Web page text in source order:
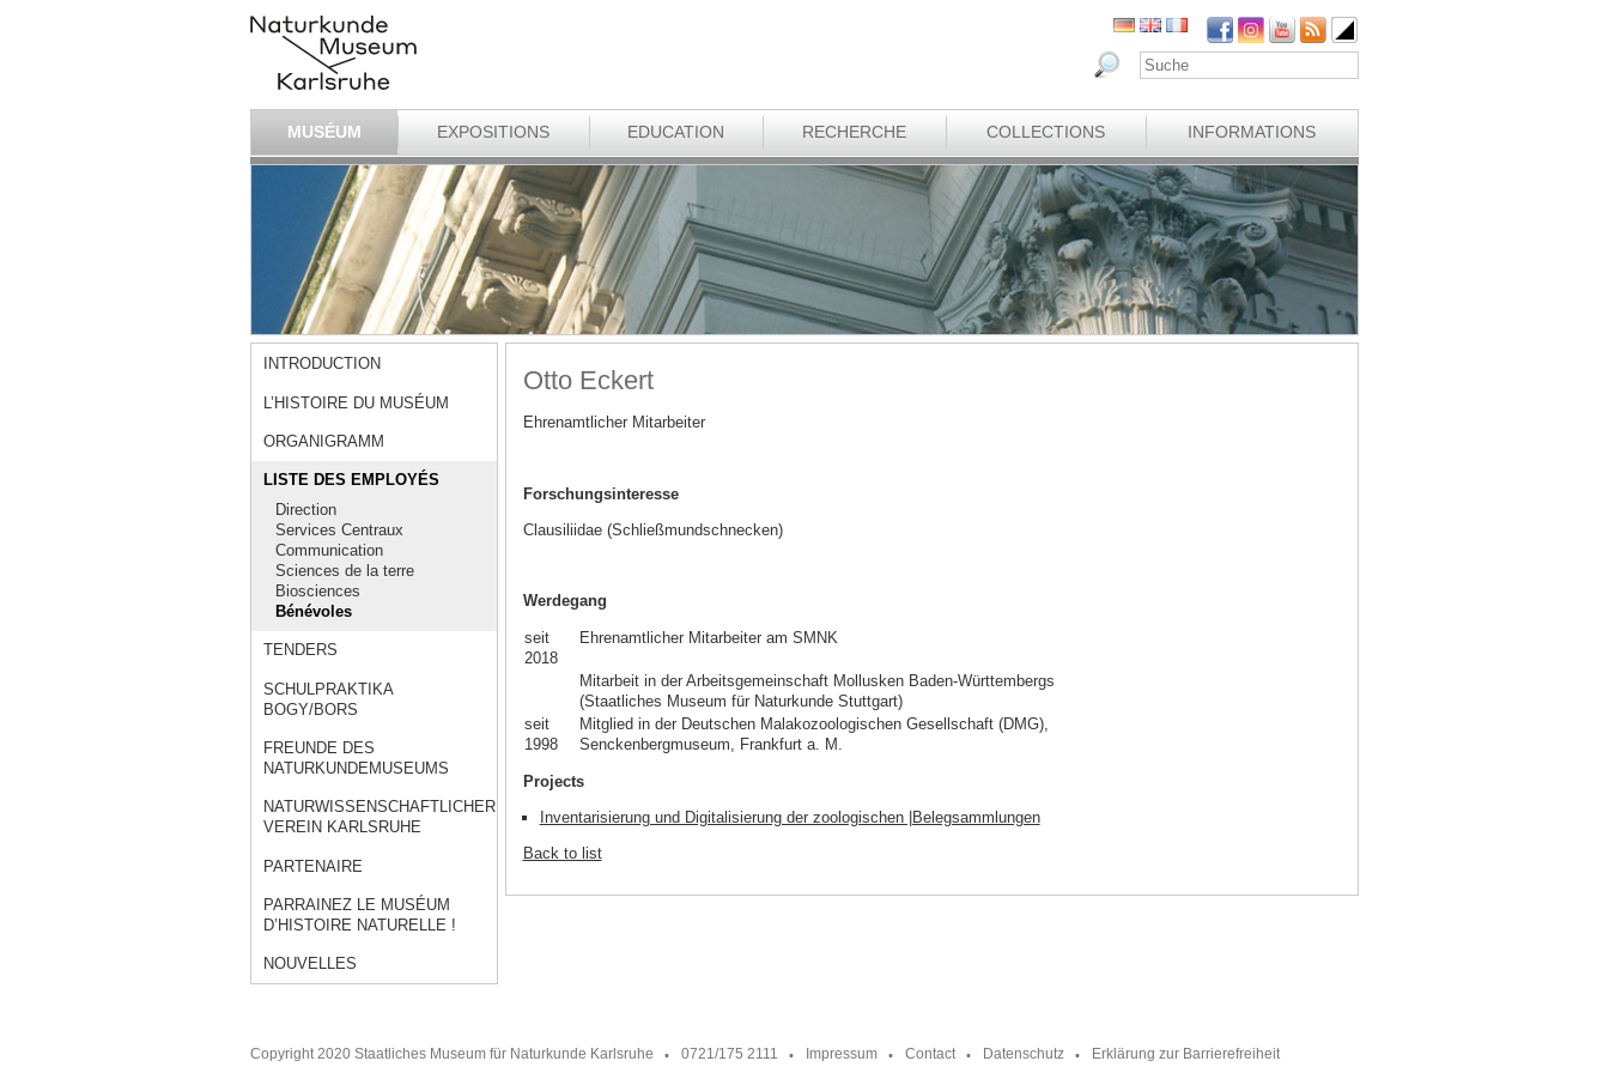
MUSÉUM EXPOSITIONS EDUCATION RECHERCHE COLLECTIONS INFORMATIONS
INTRODUCTION
L’HISTOIRE DU MUSÉUM
ORGANIGRAMM
LISTE DES EMPLOYÉS
Direction
Services Centraux
Communication
Sciences de la terre
Biosciences
Bénévoles
TENDERS
SCHULPRAKTIKA
BOGY/BORS
FREUNDE DES
NATURKUNDEMUSEUMS
NATURWISSENSCHAFTLICHER
VEREIN KARLSRUHE
PARTENAIRE
PARRAINEZ LE MUSÉUM
D’HISTOIRE NATURELLE !
NOUVELLES
Otto Eckert
Ehrenamtlicher Mitarbeiter
Forschungsinteresse
Clausiliidae (Schließmundschnecken)
Werdegang
seit
2018
Ehrenamtlicher Mitarbeiter am SMNK
Mitarbeit in der Arbeitsgemeinschaft Mollusken Baden-Württembergs
(Staatliches Museum für Naturkunde Stuttgart)
seit
1998
Mitglied in der Deutschen Malakozoologischen Gesellschaft (DMG),
Senckenbergmuseum, Frankfurt a. M.
Projects
Inventarisierung und Digitalisierung der zoologischen |Belegsammlungen
Back to list
Copyright 2020 Staatliches Museum für Naturkunde Karlsruhe 0721/175 2111 Impressum Contact Datenschutz Erklärung zur Barrierefreiheit